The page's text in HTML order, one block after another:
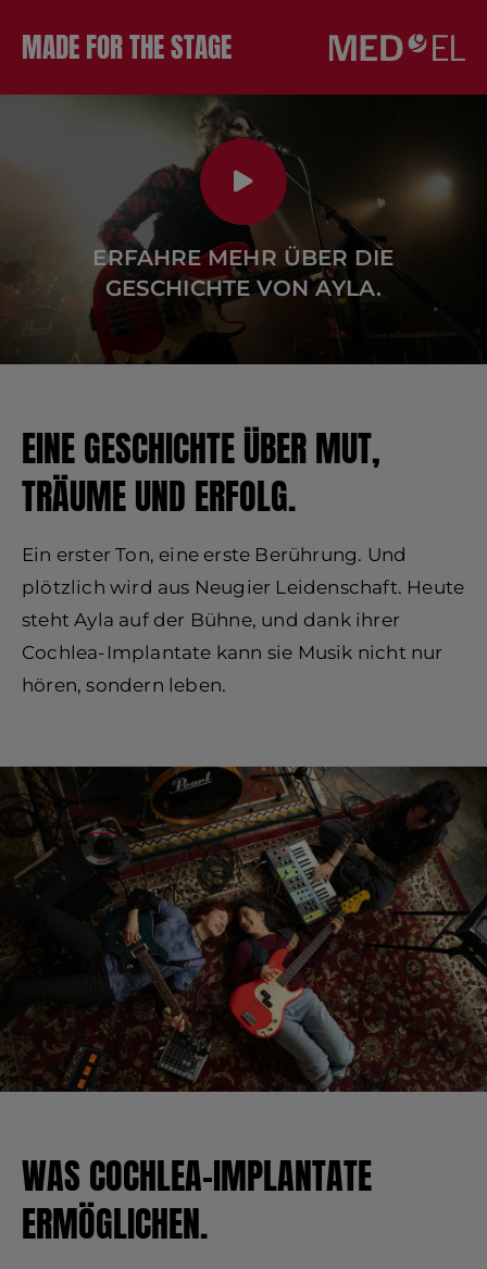
MADE FOR THE STAGE
ERFAHRE MEHR ÜBER DIE
GESCHICHTE VON AYLA.
EINE GESCHICHTE ÜBER MUT,
TRÄUME UND ERFOLG.
Ein erster Ton, eine erste Berührung. Und
plötzlich wird aus Neugier Leidenschaft. Heute
steht Ayla auf der Bühne, und dank ihrer
Cochlea-Implantate kann sie Musik nicht nur
hören, sondern leben.
WAS COCHLEA-IMPLANTATE
ERMÖGLICHEN.